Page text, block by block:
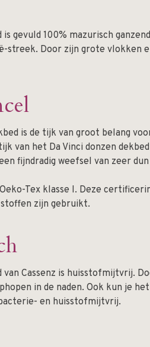
is gevuld 100% mazurisch
streek. Door zijn grote vlokken
is de tijk van groot belang
van het Da Vinci donzen
fijndradig weefsel van zeer
Tex klasse I. Deze
zijn gebruikt.
van Cassenz is huisstofmijtvrij.
in de naden. Ook kun je
en huisstofmijtvrij.